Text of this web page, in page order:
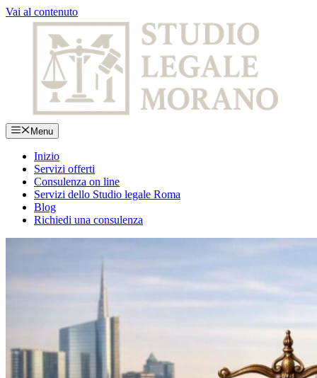
Vai al contenuto
Menu
Inizio
Servizi offerti
Consulenza on line
Servizi dello Studio legale Roma
Blog
Richiedi una consulenza